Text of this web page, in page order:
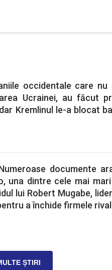
occidentale care
Ucrainei, au făcut
Kremlinul le-a blocat
documente
una dintre cele mai
lui Robert Mugabe,
a închide firmele
ȘTIRI